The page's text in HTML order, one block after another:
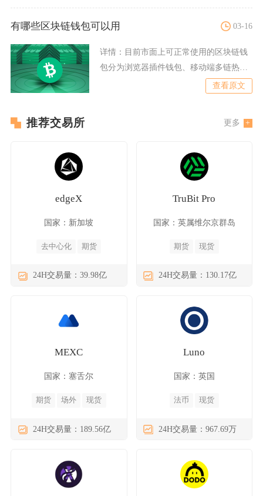
有哪些区块链钱包可以用 03-16
详情： 目前市面上可正常使用的区块链钱
包分为浏览器插件钱包、移动端多链热钱
查看原文
推荐交易所 更多
edgeX
国家：新加坡
去中心化 期货
24H交易量：39.98亿
TruBit Pro
国家：英属维尔京群岛
期货 现货
24H交易量：130.17亿
MEXC
国家：塞舌尔
期货 场外 现货
24H交易量：189.56亿
Luno
国家：英国
法币 现货
24H交易量：967.69万